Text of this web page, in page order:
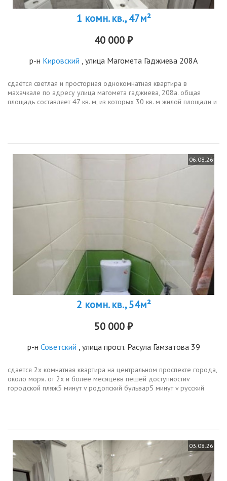
1 комн. кв., 47м²
40 000 ₽
р-н Кировский , улица Магомета Гаджиева 208А
сдаётся светлая и просторная однокомнатная квартира в
махачкале по адресу улица магомета гаджиева, 208а. общая
площадь составляет 47 кв. м, из которых 30 кв. м жилой площади и
06.08.26
2 комн. кв., 54м²
50 000 ₽
р-н Советский , улица просп. Расула Гамзатова 39
сдается 2х комнатная квартира на центральном проспекте города,
около моря. от 2х и более месяцевв пешей доступностиv
городской пляж5 минут v родопский бульвар5 минут v русский
03.08.26